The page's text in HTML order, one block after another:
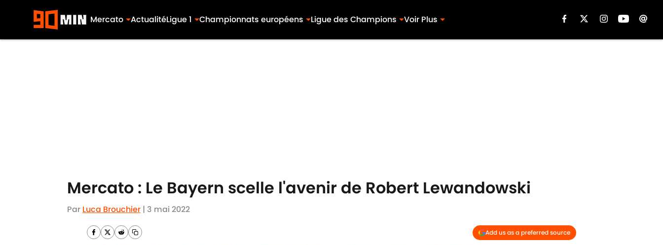
Mercato ActualitéLigue 1 Championnats européens Ligue des Champions Voir Plus
Mercato : Le Bayern scelle l'avenir de Robert Lewandowski
Par Luca Brouchier | 3 mai 2022
Add us as a preferred source